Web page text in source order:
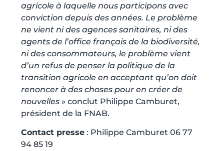
agricole à laquelle nous participons avec
conviction depuis des années. Le problème
ne vient ni des agences sanitaires, ni des
agents de l’office français de la biodiversité,
ni des consommateurs, le problème vient
d’un refus de penser la politique de la
transition agricole en acceptant qu’on doit
renoncer à des choses pour en créer de
nouvelles » conclut Philippe Camburet,
président de la FNAB.
Contact presse : Philippe Camburet 06 77
94 85 19